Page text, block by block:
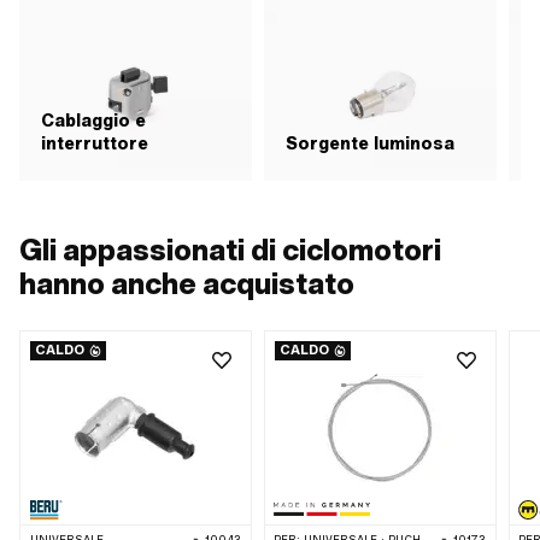
Cablaggio e
interruttore
Sorgente luminosa
Gli appassionati di ciclomotori
hanno anche acquistato
CALDO CALDO